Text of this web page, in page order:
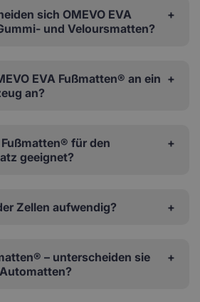
sich OMEVO EVA
und Veloursmatten?
EVA Fußmatten® an ein
an?
Fußmatten® für den
geeignet?
Zellen aufwendig?
– unterscheiden sie